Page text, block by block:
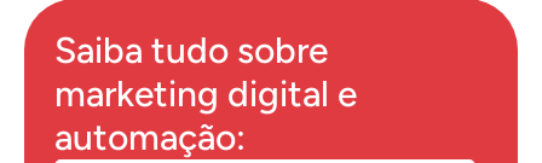
Saiba tudo sobre
marketing digital e
automação: